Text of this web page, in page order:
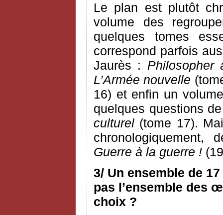
Le plan est plutôt
volume des
quelques tomes
correspond parfois
Jaurès : Philosopher
L’Armée nouvelle
16) et enfin un
quelques questions
culturel (tome 17).
chronologiquement,
Guerre à la guerre !
3/ Un ensemble de
pas l’ensemble des
choix ?